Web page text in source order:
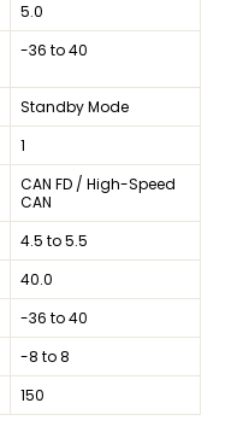
5.0
-36 to 40
Standby Mode
1
CAN FD / High-Speed
CAN
4.5 to 5.5
40.0
-36 to 40
-8 to 8
150